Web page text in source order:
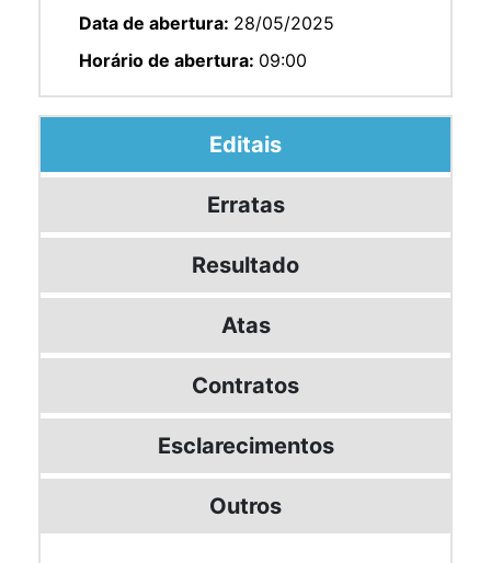
Data de abertura: 28/05/2025
Horário de abertura: 09:00
Editais
Erratas
Resultado
Atas
Contratos
Esclarecimentos
Outros